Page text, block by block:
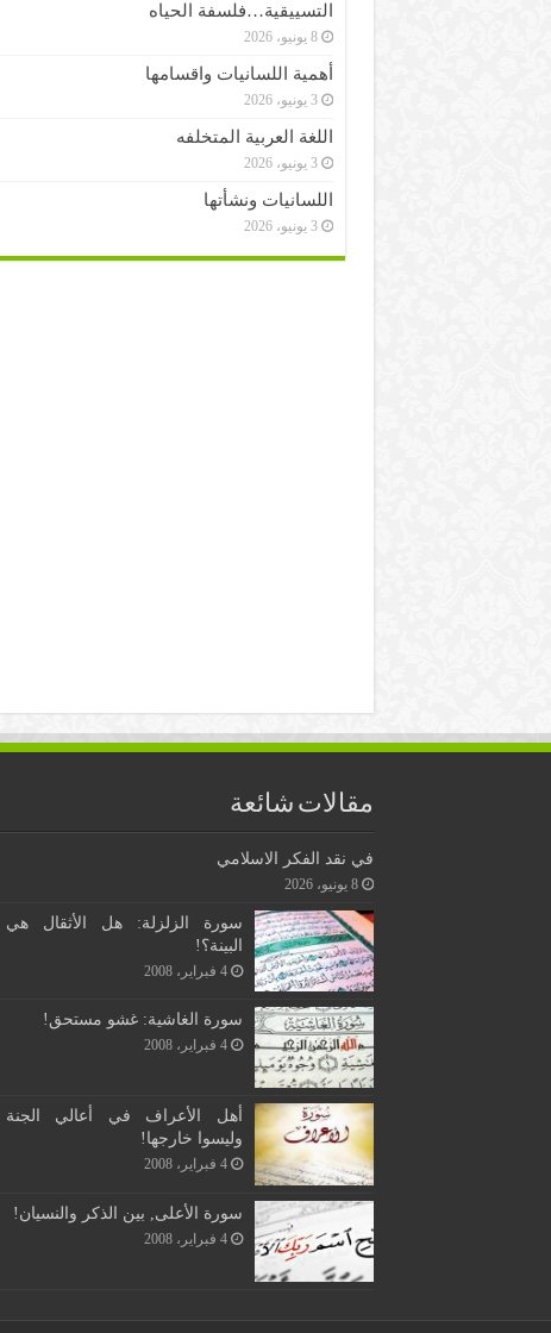
التسييقية…فلسفة الحياه
8 يونيو، 2026
أهمية اللسانيات واقسامها
3 يونيو، 2026
اللغة العربية المتخلفه
3 يونيو، 2026
اللسانيات ونشأتها
3 يونيو، 2026
مقالات شائعة
في نقد الفكر الاسلامي
8 يونيو، 2026
سورة الزلزلة: هل الأثقال هي
البينة؟!
4 فبراير، 2008
سورة الغاشية: غشو مستحق!
4 فبراير، 2008
أهل الأعراف في أعالي الجنة
وليسوا خارجها!
4 فبراير، 2008
سورة الأعلى, بين الذكر والنسيان!
4 فبراير، 2008